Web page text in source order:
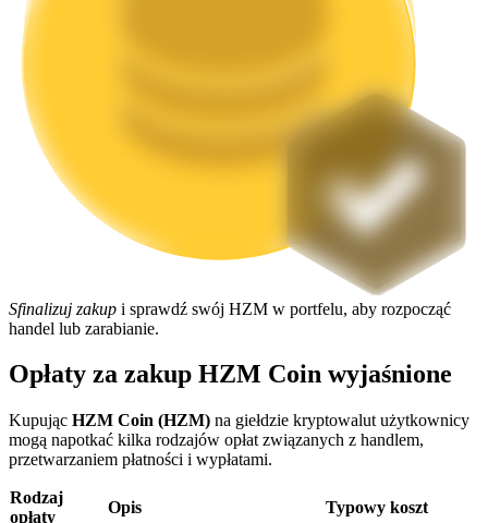
Wysokie zyski i natychmiastowy dostęp
Launchpool
Elastyczne stawianie zakładów, aby zarabiać na popularnych
tokenach
Sfinalizuj zakup i sprawdź swój HZM w portfelu, aby rozpocząć
handel lub zarabianie.
Opłaty za zakup HZM Coin wyjaśnione
Kupując HZM Coin (HZM) na giełdzie kryptowalut użytkownicy
mogą napotkać kilka rodzajów opłat związanych z handlem,
przetwarzaniem płatności i wypłatami.
Rodzaj
opłaty
Opis Typowy koszt